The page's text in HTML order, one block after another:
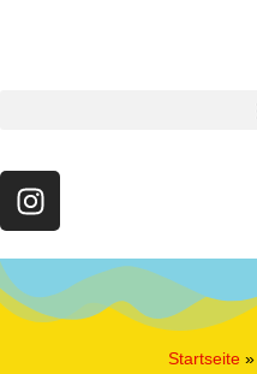
Startseite »